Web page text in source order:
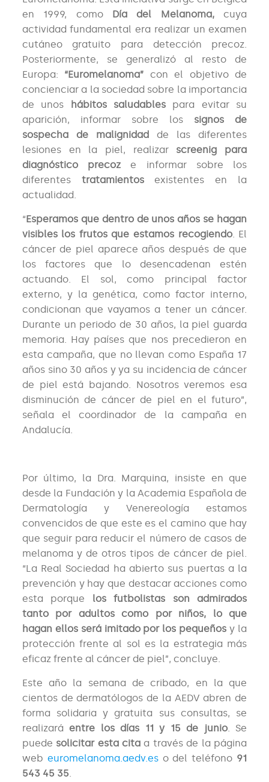
en 1999, como
Día del Melanoma,cuya
actividad fundamental era realizar un examen
cutáneo gratuito para detección precoz.
Posteriormente, se generalizó al resto de
Europa: “Euromelanoma” con el objetivo de
concienciar a la sociedad sobre la importancia
de unos
hábitos saludables para evitar su
aparición, informar sobre los signos de
sospecha de malignidadde las diferentes
lesiones en la piel, realizar screenig para
diagnóstico precoz e informar sobre los
diferentes tratamientosexistentes en la
actualidad.
“Esperamos que dentro de unos años se hagan
visibles los frutos que estamos recogiendo. El
cáncer de piel aparece años después de que
los factores que lo desencadenan estén
actuando. El sol, como principal factor
externo, y la genética, como factor interno,
condicionan que vayamos a tener un cáncer.
Durante un periodo de 30 años, la piel guarda
memoria. Hay países que nos precedieron en
esta campaña, que no llevan como España 17
años sino 30 años y ya su incidencia de cáncer
de piel está bajando. Nosotros veremos esa
disminución de cáncer de piel en el futuro”,
señala el coordinador de la campaña en
Andalucía.
Por último, la Dra. Marquina, insiste en que
desde la Fundación y la Academia Española de
Dermatología y Venereología estamos
convencidos de que este es el camino que hay
que seguir para reducir el número de casos de
melanoma y de otros tipos de cáncer de piel.
“La Real Sociedad ha abierto sus puertas a la
prevención y hay que destacar acciones como
esta porque los futbolistas son admirados
tanto por adultos como por niños, lo que
hagan ellos será imitado por los pequeñosy la
protección frente al sol es la estrategia más
eficaz frente al cáncer de piel”, concluye.
Este año la semana de cribado, en la que
cientos de dermatólogos de la AEDV abren de
forma solidaria y gratuita sus consultas, se
realizaráentre los días 11 y 15 de junio. Se
puede solicitar esta cita a través de la página
web euromelanoma.aedv.eso del teléfono 91
543 45 35.